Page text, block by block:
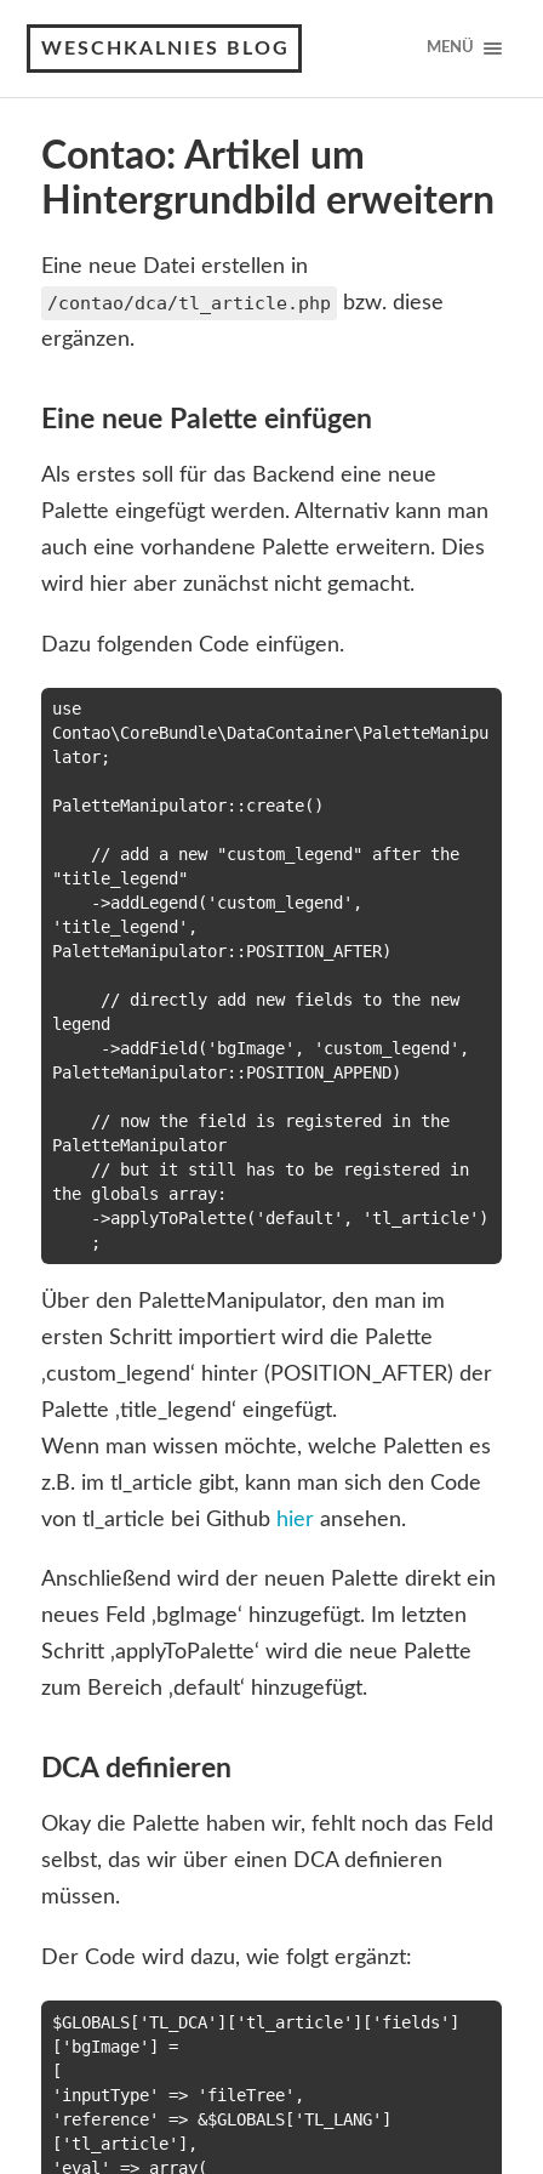
WESCHKALNIES BLOG MENÜ
Contao: Artikel um
Hintergrundbild erweitern
Eine neue Datei erstellen in
/contao/dca/tl_article.php
bzw. diese
ergänzen.
Eine neue Palette einfügen
Als erstes soll für das Backend eine neue
Palette eingefügt werden. Alternativ kann man
auch eine vorhandene Palette erweitern. Dies
wird hier aber zunächst nicht gemacht.
Dazu folgenden Code einfügen.
use
Contao\CoreBundle\DataContainer\PaletteManipu
lator;
PaletteManipulator::create()
"title_legend"
'title_legend',
PaletteManipulator::POSITION_AFTER)
legend
PaletteManipulator::POSITION_APPEND)
PaletteManipulator
the globals array:
Über den PaletteManipulator, den man im
ersten Schritt importiert wird die Palette
‚custom_legend‘ hinter (POSITION_AFTER) der
Palette ‚title_legend‘ eingefügt.
Wenn man wissen möchte, welche Paletten es
z.B. im tl_article gibt, kann man sich den Code
von tl_article bei Github hieransehen.
Anschließend wird der neuen Palette direkt ein
neues Feld ‚bgImage‘ hinzugefügt. Im letzten
Schritt ‚applyToPalette‘ wird die neue Palette
zum Bereich ‚default‘ hinzugefügt.
DCA definieren
Okay die Palette haben wir, fehlt noch das Feld
selbst, das wir über einen DCA definieren
müssen.
Der Code wird dazu, wie folgt ergänzt:
$GLOBALS['TL_DCA']['tl_article']['fields']
['bgImage'] =
[
'inputType' => 'fileTree',
'reference' => &$GLOBALS['TL_LANG']
['tl_article'],
'eval' => array(